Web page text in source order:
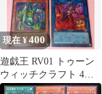
現在 ¥ 400
遊戯王 RV01 トゥーン
ウィッチクラフト 4種4
枚セット 美品〜中品